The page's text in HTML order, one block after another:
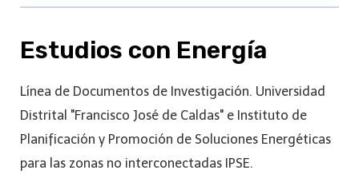
Estudios con Energía
Línea de Documentos de Investigación. Universidad
Distrital "Francisco José de Caldas" e Instituto de
Planificación y Promoción de Soluciones Energéticas
para las zonas no interconectadas IPSE.